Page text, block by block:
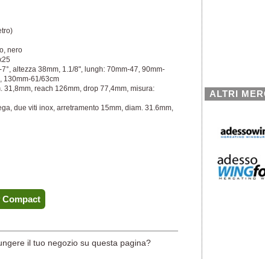
nero
altezza 38mm, 1.1/8", lungh: 70mm-47, 90mm-
130mm-61/63cm
reach 126mm, drop 77,4mm, misura:
due viti inox, arretramento 15mm, diam. 31.6mm,
Compact
il tuo negozio su questa pagina?
ALTRI